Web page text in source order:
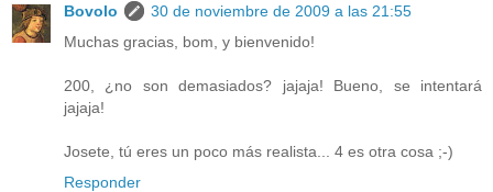
Bovolo
30 de noviembre de 2009 a las 21:55
Muchas gracias, bom, y bienvenido!
200, ¿no son demasiados? jajaja! Bueno, se intentará
jajaja!
Josete, tú eres un poco más realista... 4 es otra cosa ;-)
Responder